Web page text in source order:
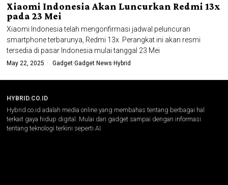
Xiaomi Indonesia Akan Luncurkan Redmi 13x
pada 23 Mei
Xiaomi Indonesia telah mengonfirmasi jadwal peluncuran
smartphone terbarunya, Redmi 13x. Perangkat ini akan resmi
tersedia di pasar Indonesia mulai tanggal 23 Mei
May 22, 2025 Gadget·Gadget News· Hybrid
HYBRID.CO.ID
Hybrid.co.id adalah media online yang membahas tentang berbagai hal
terkait gaya hidup digital. Mulai dari gadget sampai dengan informasi
tentang teknologi terkini seperti AI.